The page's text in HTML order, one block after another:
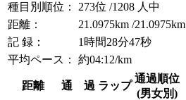
種目別順位：
273位 /1208 人中
距離：
21.0975km /21.0975km
記 録：
1時間28分47秒
平均ペース：
約04:12/km
距離 通 過 ラップ
通過順位
(男女別)